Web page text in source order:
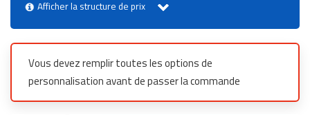
Afficher la structure de prix
Vous devez remplir toutes les options de
personnalisation avant de passer la commande